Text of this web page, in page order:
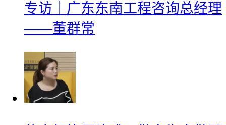
专访｜广东东南工程咨询总经理
——董群常